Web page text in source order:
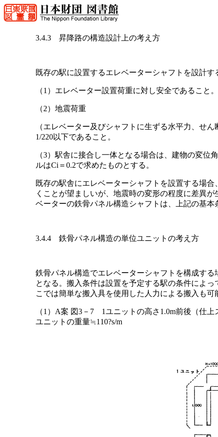
3.4.3 昇降路の構造設計上の考え方
既存の駅に設置するエレベーターシャフトを設計
（1）エレベーター設置荷重に対し安全であること。
（2）地震荷重
（エレベーター及びシャフトに生ずる水平力、せ
1/220以下であること。
（3）駅舎に接合し一体となる場合は、建物の変
ルはCi＝0.2で求めたものとする。
既存の駅舎にエレベーターシャフトを設置する場
くことが望ましいが、地震時の変形の程度に差異
ベーターの鉄骨パネル構造シャフトは、上記の基本
3.4.4 鉄骨パネル構造の単位ユニットの考え方
鉄骨パネル構造でエレベーターシャフトを構成す
となる。搬入条件は設置を予定する駅の条件によ
こでは簡単な搬入具を使用した人力による搬入も
（1）A案 図3－7 1ユニットの高さ1.0m前後（仕
ユニットの重量≒110?s/m